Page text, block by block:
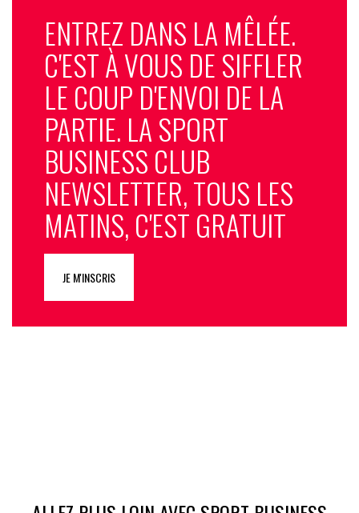
ENTREZ DANS LA MÊLÉE.
C'EST À VOUS DE SIFFLER
LE COUP D'ENVOI DE LA
PARTIE. LA SPORT
BUSINESS CLUB
NEWSLETTER, TOUS LES
MATINS, C'EST GRATUIT
JE M'INSCRIS